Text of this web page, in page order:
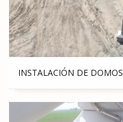
INSTALACIÓN DE DOMOS